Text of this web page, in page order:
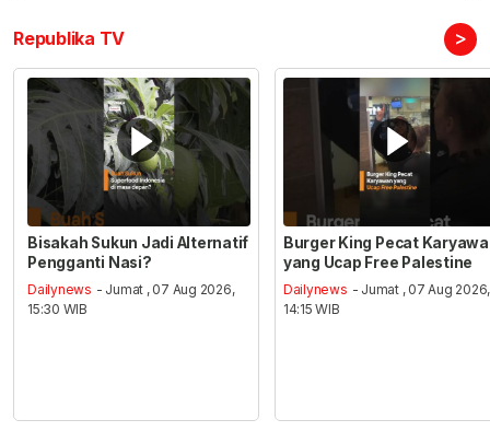
Republika TV >
Bisakah Sukun Jadi Alternatif
Pengganti Nasi?
Dailynews - Jumat , 07 Aug 2026,
15:30 WIB
Burger King Pecat
yang Ucap Free Palestine
Dailynews - Jumat , 07 Aug 2026,
14:15 WIB